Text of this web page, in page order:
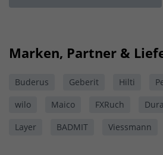
Marken, Partner &
Buderus Geberit Hilti
wilo
Maico FXRuch
Layer
BADMIT Viessmann